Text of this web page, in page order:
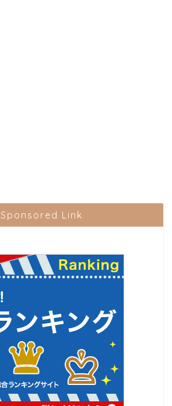
Sponsored Link